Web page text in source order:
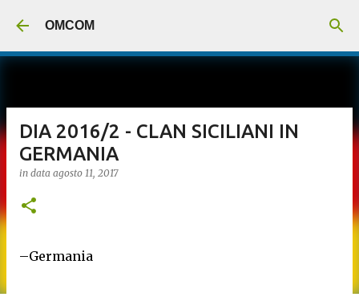
OMCOM
DIA 2016/2 - CLAN SICILIANI IN
GERMANIA
in data agosto 11, 2017
–Germania